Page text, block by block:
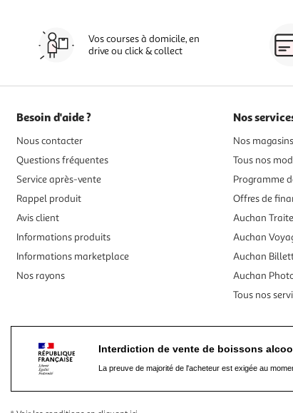
Vos courses à domicile, en
drive ou click & collect
Besoin d'aide ?
Nous contacter
Questions fréquentes
Service après-vente
Rappel produit
Avis client
Informations produits
Informations marketplace
Nos rayons
Nos
Nos
Tous nos
Programme
Offres de
Auchan
Auchan
Auchan
Auchan
Tous nos
Interdiction de vente de boissons
La preuve de majorité de l'acheteur est exigée au